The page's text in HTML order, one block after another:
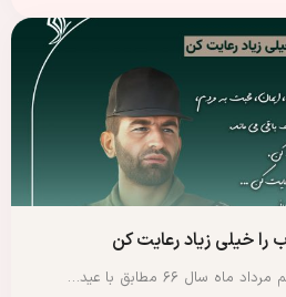
خیلی زیاد رعایت کن
سال ۶۶ مطابق با عید…